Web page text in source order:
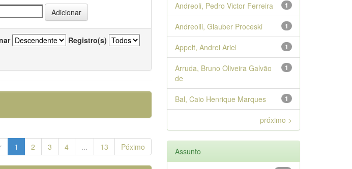
Registro(s)
1 2 3 4 ... 13 Póximo
1
Andreoli, Pedro Victor Ferreira
1
Andreolli, Glauber Proceski
1
Appelt, Andrei Ariel
1
Arruda, Bruno Oliveira Galvão
de
1
Bal, Caio Henrique Marques
próximo >
Assunto